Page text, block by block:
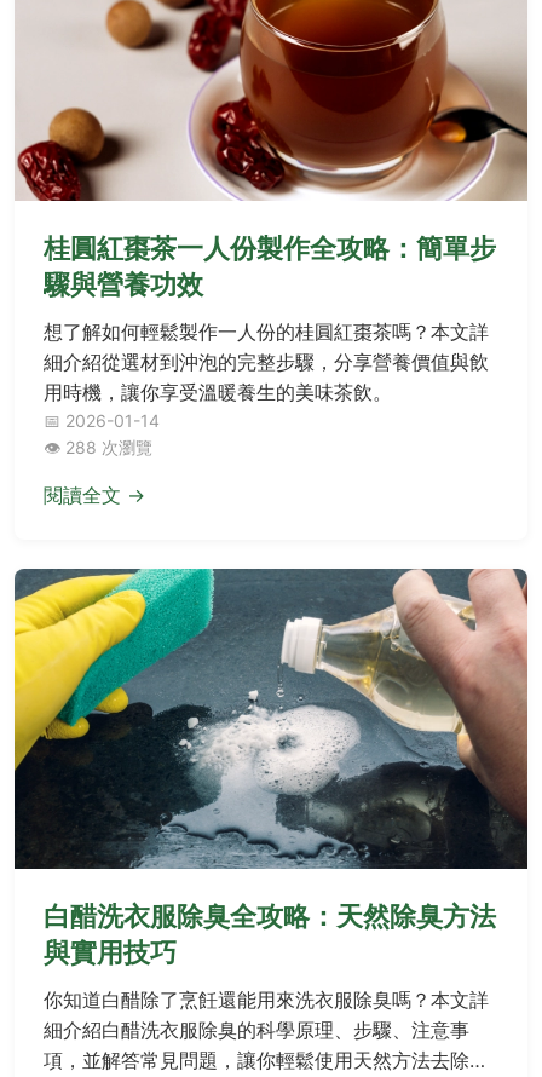
桂圓紅棗茶一人份製作全攻略：簡單步
驟與營養功效
想了解如何輕鬆製作一人份的桂圓紅棗茶嗎？本文詳
細介紹從選材到沖泡的完整步驟，分享營養價值與飲
用時機，讓你享受溫暖養生的美味茶飲。
📅 2026-01-14
👁️ 288 次瀏覽
閱讀全文 →
白醋洗衣服除臭全攻略：天然除臭方法
與實用技巧
你知道白醋除了烹飪還能用來洗衣服除臭嗎？本文詳
細介紹白醋洗衣服除臭的科學原理、步驟、注意事
項，並解答常見問題，讓你輕鬆使用天然方法去除衣